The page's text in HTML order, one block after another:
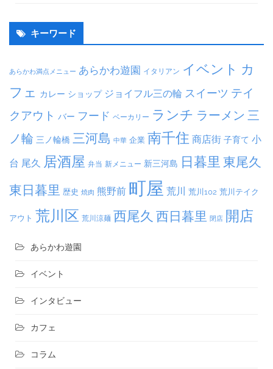
キーワード
あらかわ満点メニュー あらかわ遊園 イタリアン イベント カ
フェ カレー ショップ ジョイフル三の輪 スイーツ テイ
クアウト バー フード ベーカリー ランチ ラーメン 三
ノ輪 三ノ輪橋 三河島 中華 企業 南千住 商店街 子育て 小
台 尾久 居酒屋 弁当 新メニュー 新三河島 日暮里 東尾久
東日暮里 歴史 焼肉 熊野前 町屋 荒川 荒川102 荒川テイク
アウト 荒川区 荒川涼麺 西尾久 西日暮里 閉店 開店
あらかわ遊園
イベント
インタビュー
カフェ
コラム